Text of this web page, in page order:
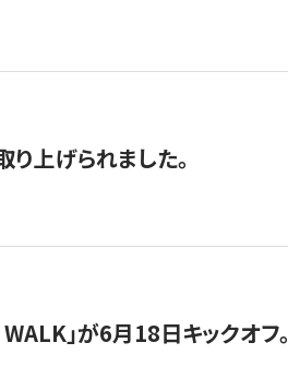
上げられました。
」が6月18日キックオフ。